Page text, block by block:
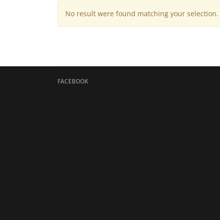
No result were found matching your selection.
FACEBOOK